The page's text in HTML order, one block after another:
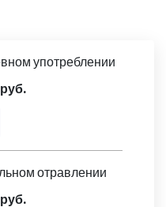
употреблении
отравлении